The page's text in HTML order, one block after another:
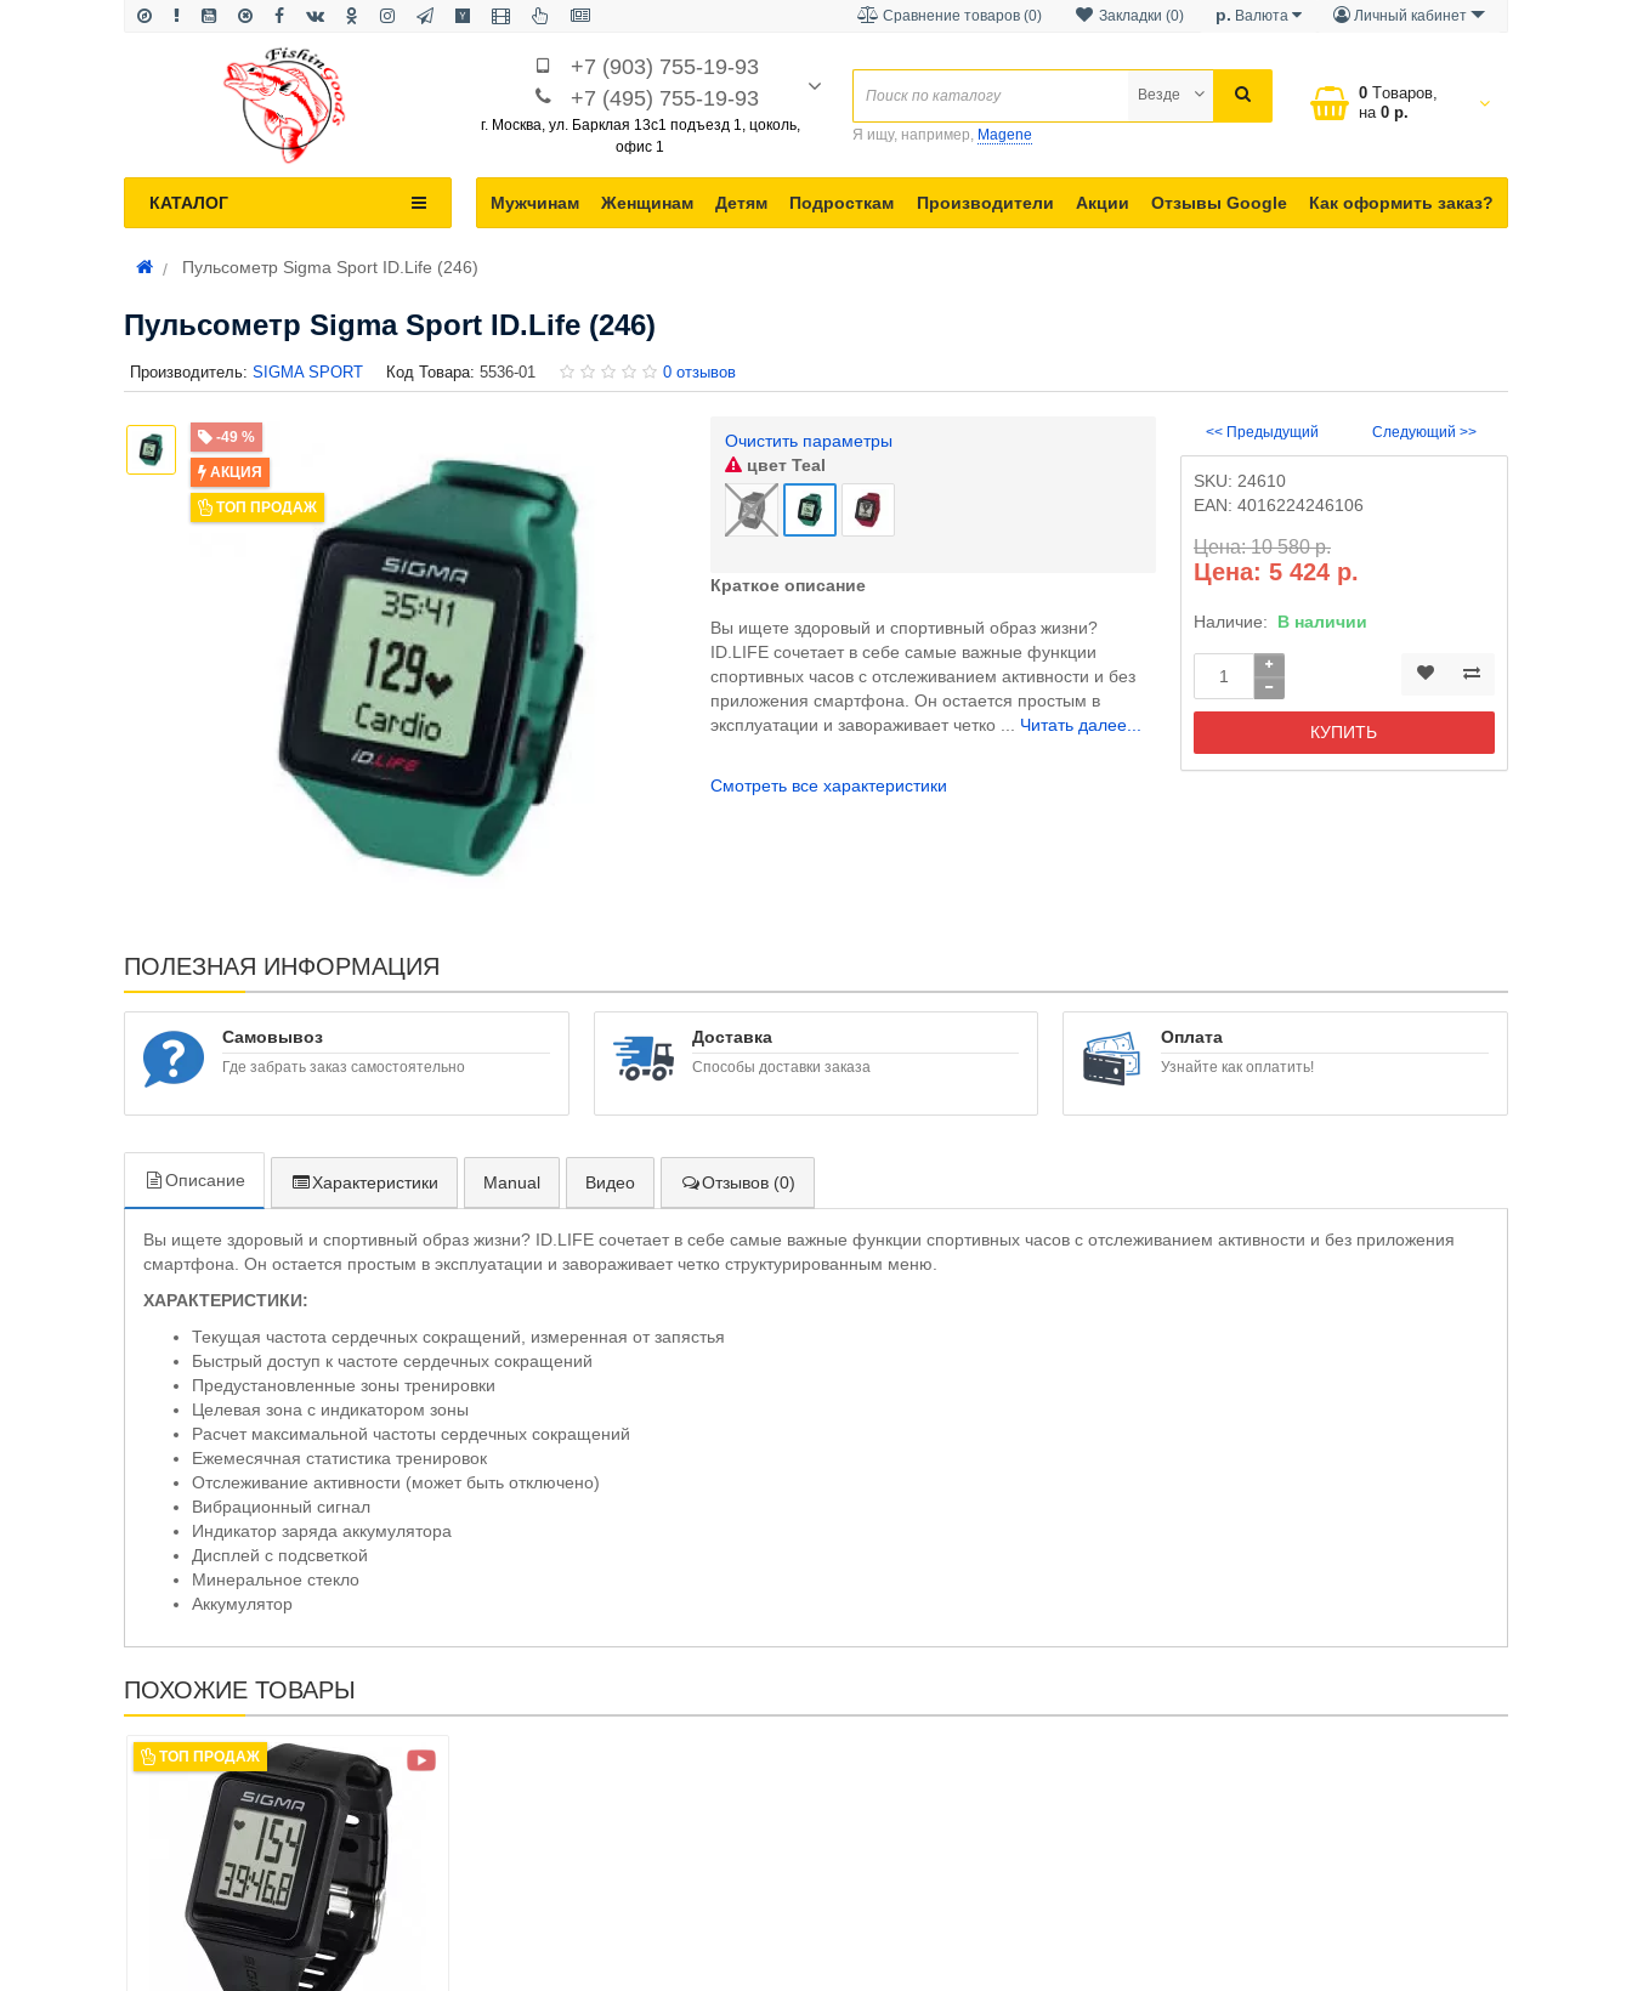
Личный кабинет
р. Валюта
Закладки (0)
Сравнение товаров (0)
+7 (903) 755-19-93
+7 (495) 755-19-93
г. Москва, ул. Барклая 13с1 подъезд 1, цоколь,
офис 1
0 Tоваров,
на
0 р.
Везде
Я ищу, например, Magene
Мужчинам Женщинам Детям Подросткам Производители Акции Отзывы Google Как оформить заказ?
КАТАЛОГ
Пульсометр Sigma Sport ID.Life (246)
Пульсометр Sigma Sport ID.Life (246)
Производитель: SIGMA SPORT Код Товара: 5536-01 0 отзывов
-49 %
АКЦИЯ
ТОП ПРОДАЖ
Очистить параметры
цветTeal
Краткое описание
Вы ищете здоровый и спортивный образ жизни?
ID.LIFE сочетает в себе самые важные функции
спортивных часов с отслеживанием активности и без
приложения смартфона. Он остается простым в
эксплуатации и завораживает четко ... Читать далее...
Смотреть все характеристики
<< Предыдущий Следующий >>
SKU: 24610
EAN: 4016224246106
Цена: 10 580 р.
Цена: 5 424 р.
Наличие: В наличии
КУПИТЬ
ПОЛЕЗНАЯ ИНФОРМАЦИЯ
Самовывоз
Где забрать заказ самостоятельно
Доставка
Способы доставки заказа
Оплата
Узнайте как оплатить!
Описание Характеристики Manual Видео Отзывов (0)
Вы ищете здоровый и спортивный образ жизни? ID.LIFE сочетает в себе самые важные функции спортивных часов с отслеживанием активности и без приложения
смартфона. Он остается простым в эксплуатации и завораживает четко структурированным меню.
ХАРАКТЕРИСТИКИ:
Текущая частота сердечных сокращений, измеренная от запястья
Быстрый доступ к частоте сердечных сокращений
Предустановленные зоны тренировки
Целевая зона с индикатором зоны
Расчет максимальной частоты сердечных сокращений
Ежемесячная статистика тренировок
Отслеживание активности (может быть отключено)
Вибрационный сигнал
Индикатор заряда аккумулятора
Дисплей с подсветкой
Минеральное стекло
Аккумулятор
ПОХОЖИЕ ТОВАРЫ
ТОП ПРОДАЖ